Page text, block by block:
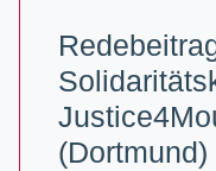
(Dortmund)